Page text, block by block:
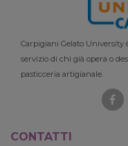
Carpigiani Gelato
servizio di chi già opera o
pasticceria artigianale.
CONTATTI